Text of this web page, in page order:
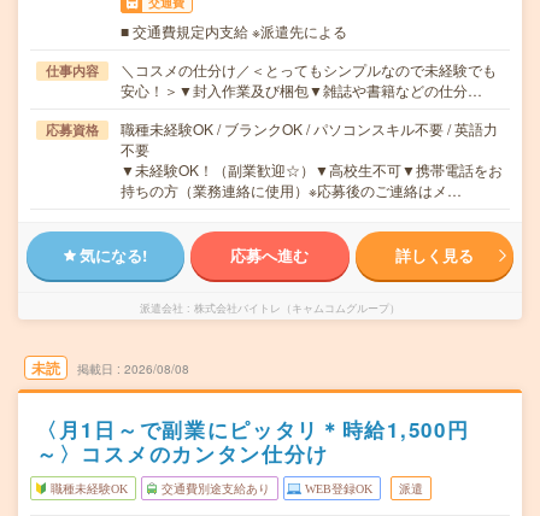
■ 交通費規定内支給 ※派遣先による
仕事内容
＼コスメの仕分け／＜とってもシンプルなので未経験でも
安心！＞▼封入作業及び梱包▼雑誌や書籍などの仕分…
応募資格
職種未経験OK / ブランクOK / パソコンスキル不要 / 英語力
不要
▼未経験OK！（副業歓迎☆）▼高校生不可▼携帯電話をお
持ちの方（業務連絡に使用）※応募後のご連絡はメ…
気になる! 応募へ進む 詳しく見る
派遣会社 株式会社バイトレ（キャムコムグループ）
未読 掲載日 2026/08/08
〈月1日～で副業にピッタリ＊時給1,500円
～〉コスメのカンタン仕分け
職種未経験OK 交通費別途支給あり WEB登録OK 派遣